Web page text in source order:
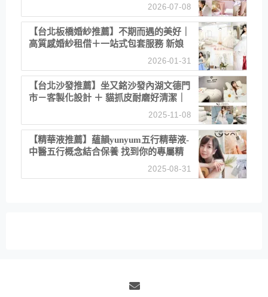
2026-07-08
【台北板橋婚紗推薦】不期而遇的美好｜
高質感婚紗租借＋一站式包套服務 新娘
2026-01-31
【台北沙發推薦】坐又銘沙發內湖文德門
市－客製化設計 ＋ 貓抓皮耐磨好清潔｜
直營直銷、價格透明 高CP值打造夢想
2025-11-08
【精華液推薦】蘊韻yunyum五行精華液-
中醫五行概念結合保養 找到你的專屬精
華！ 水㊀土㊀就選「潤・賦精華」維持
2025-08-31